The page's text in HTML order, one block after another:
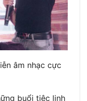
âm nhạc cực
buổi tiệc linh